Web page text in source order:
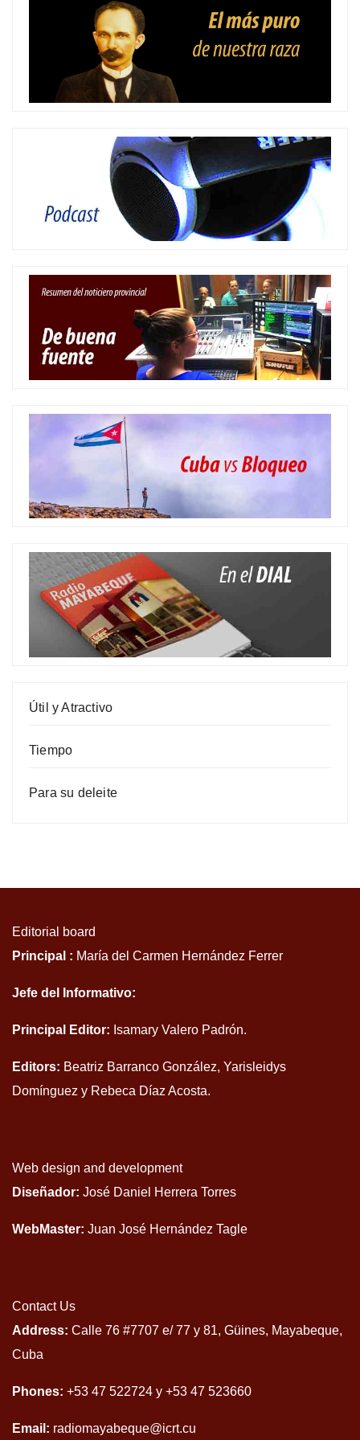
Útil y Atractivo
Tiempo
Para su deleite
Editorial board
Principal : María del Carmen Hernández Ferrer
Jefe del Informativo:
Principal Editor: Isamary Valero Padrón.
Editors: Beatriz Barranco González, Yarisleidys
Domínguez y Rebeca Díaz Acosta.
Web design and development
Diseñador: José Daniel Herrera Torres
WebMaster: Juan José Hernández Tagle
Contact Us
Address: Calle 76 #7707 e/ 77 y 81, Güines, Mayabeque,
Cuba
Phones: +53 47 522724 y +53 47 523660
Email: radiomayabeque@icrt.cu